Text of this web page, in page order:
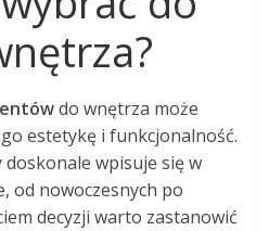
do wnętrza może
estetykę i funkcjonalność.
doskonale wpisuje się w
od nowoczesnych po
decyzji warto zastanowić